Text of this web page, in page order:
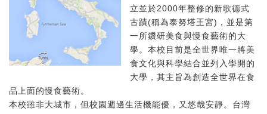
立並於2000年整修的新歌德式
古蹟(稱為泰努塔王宮)，並是第
一所鑽研美食與慢食藝術的大
學。本校目前是全世界唯一將美
食文化與科學結合並列入學開的
大學，其主旨為創造全世界在食
品上面的慢食藝術。
本校雖非大城市，但校園週邊生活機能優，又悠哉安靜。台灣